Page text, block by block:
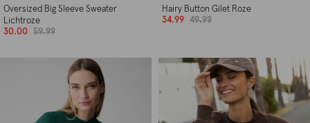
Oversized Big Sleeve Sweater
Lichtroze
30.00
59.99
Hairy Button Gilet Roze
34.99
49.99